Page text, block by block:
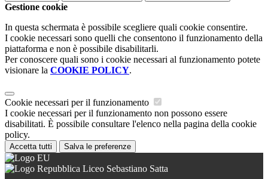
Gestione cookie
In questa schermata è possibile scegliere quali cookie consentire.
I cookie necessari sono quelli che consentono il funzionamento della
piattaforma e non è possibile disabilitarli.
Per conoscere quali sono i cookie necessari al funzionamento potete
visionare la COOKIE POLICY.
Cookie necessari per il funzionamento
I cookie necessari per il funzionamento non possono essere
disabilitati. È possibile consultare l'elenco nella pagina della cookie
policy.
Accetta tutti Salva le preferenze
Liceo Sebastiano Satta